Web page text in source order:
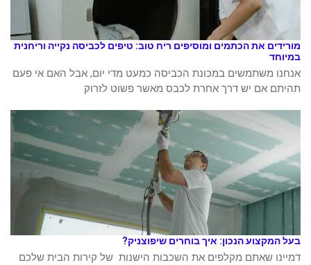
מורידים את הכתמים ומוסיפים ריח טוב: טיפים לכביסה נקייה וריחנית
במיוחד
אנחנו משתמשים במכונת הכביסה כמעט מדי יום, אבל האם אי פעם
תהיתם אם יש דרך אחרת לכבס מאשר פשוט לזרוק
בעל המקצוע הנכון: איך בוחרים שיפוצניק?
דמיינו שאתם מקלפים את השכבות הישנות של קירות הבית שלכם